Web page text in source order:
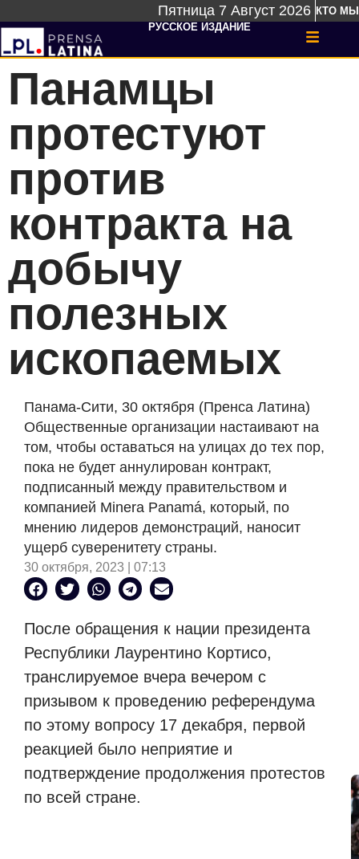
Пятница 7 Август 2026 КТО МЫ
РУССКОЕ ИЗДАНИЕ
Панамцы
протестуют
против
контракта на
добычу
полезных
ископаемых
Панама-Сити, 30 октября (Пренса Латина)
Общественные организации настаивают на
том, чтобы оставаться на улицах до тех пор,
пока не будет аннулирован контракт,
подписанный между правительством и
компанией Minera Panamá, который, по
мнению лидеров демонстраций, наносит
ущерб суверенитету страны.
30 октября, 2023 | 07:13
После обращения к нации президента
Республики Лаурентино Кортисо,
транслируемое вчера вечером с
призывом к проведению референдума
по этому вопросу 17 декабря, первой
реакцией было неприятие и
подтверждение продолжения протестов
по всей стране.